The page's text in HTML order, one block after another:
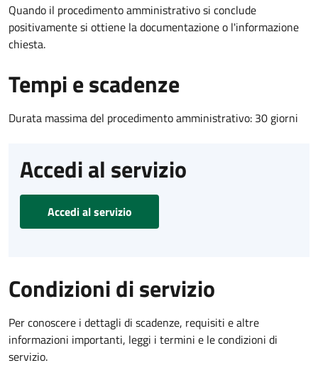
Quando il procedimento amministrativo si conclude
positivamente si ottiene la documentazione o l'informazione
chiesta.
Tempi e scadenze
Durata massima del procedimento amministrativo: 30 giorni
Accedi al servizio
Accedi al servizio
Condizioni di servizio
Per conoscere i dettagli di scadenze, requisiti e altre
informazioni importanti, leggi i termini e le condizioni di
servizio.